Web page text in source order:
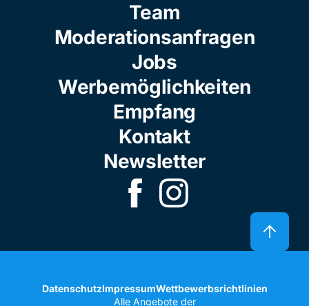
Team
Moderationsanfragen
Jobs
Werbemöglichkeiten
Empfang
Kontakt
Newsletter
DatenschutzImpressumWettbewerbsrichtlinien
Alle Angebote der